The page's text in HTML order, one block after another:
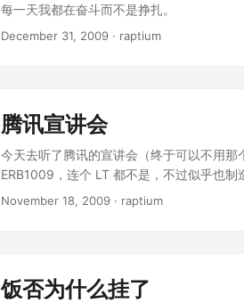
每一天我都在奋斗而不是挣扎。
December 31, 2009 · raptium
腾讯宣讲会
今天去听了腾讯的宣讲会（终于可以不用
ERB1009，连个 LT 都不是，不过似乎也
人要站着。 主讲是一个 HR 和一个技术副
在美国读的大学，发的材料上把他列为大牛
November 18, 2009 · raptium
饭否为什么挂了